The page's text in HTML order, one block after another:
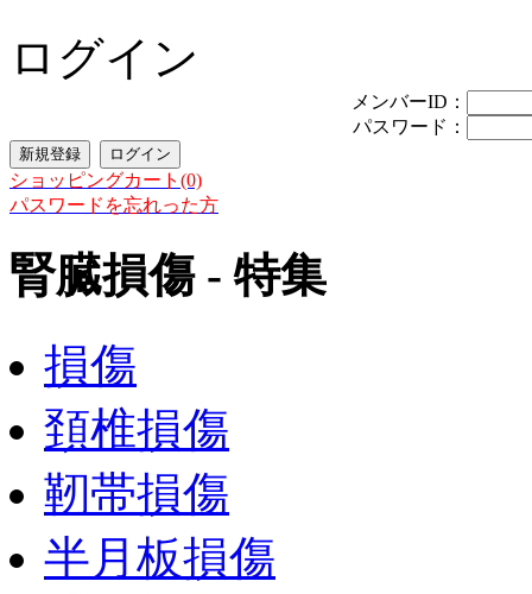
ログイン
メンバーID：
パスワード：
ショッピングカート(0)
パスワードを忘れった方
腎臓損傷 - 特集
損傷
頚椎損傷
靭帯損傷
半月板損傷